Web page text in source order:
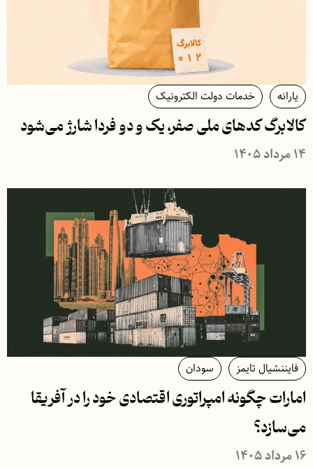
یارانه خدمات دولت الکترونیک
کالابرگ کدهای ملی صفر، یک و دو فردا شارژ می‌شود
۱۴ مرداد ۱۴۰۵
فایننشیال تایمز سودان
امارات چگونه امپراتوری اقتصادی خود را در آفریقا
می‌سازد؟
۱۶ مرداد ۱۴۰۵